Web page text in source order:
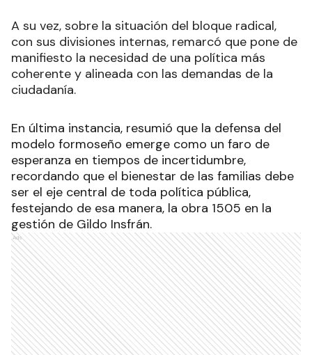
A su vez, sobre la situación del bloque radical,
con sus divisiones internas, remarcó que pone de
manifiesto la necesidad de una política más
coherente y alineada con las demandas de la
ciudadanía.
En última instancia, resumió que la defensa del
modelo formoseño emerge como un faro de
esperanza en tiempos de incertidumbre,
recordando que el bienestar de las familias debe
ser el eje central de toda política pública,
festejando de esa manera, la obra 1505 en la
gestión de Gildo Insfrán.
Ads